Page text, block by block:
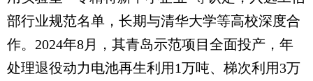
部行业规范名单，长期与清华大学等高校深度合
作。2024年8月，其青岛示范项目全面投产，年
处理退役动力电池再生利用1万吨、梯次利用3万